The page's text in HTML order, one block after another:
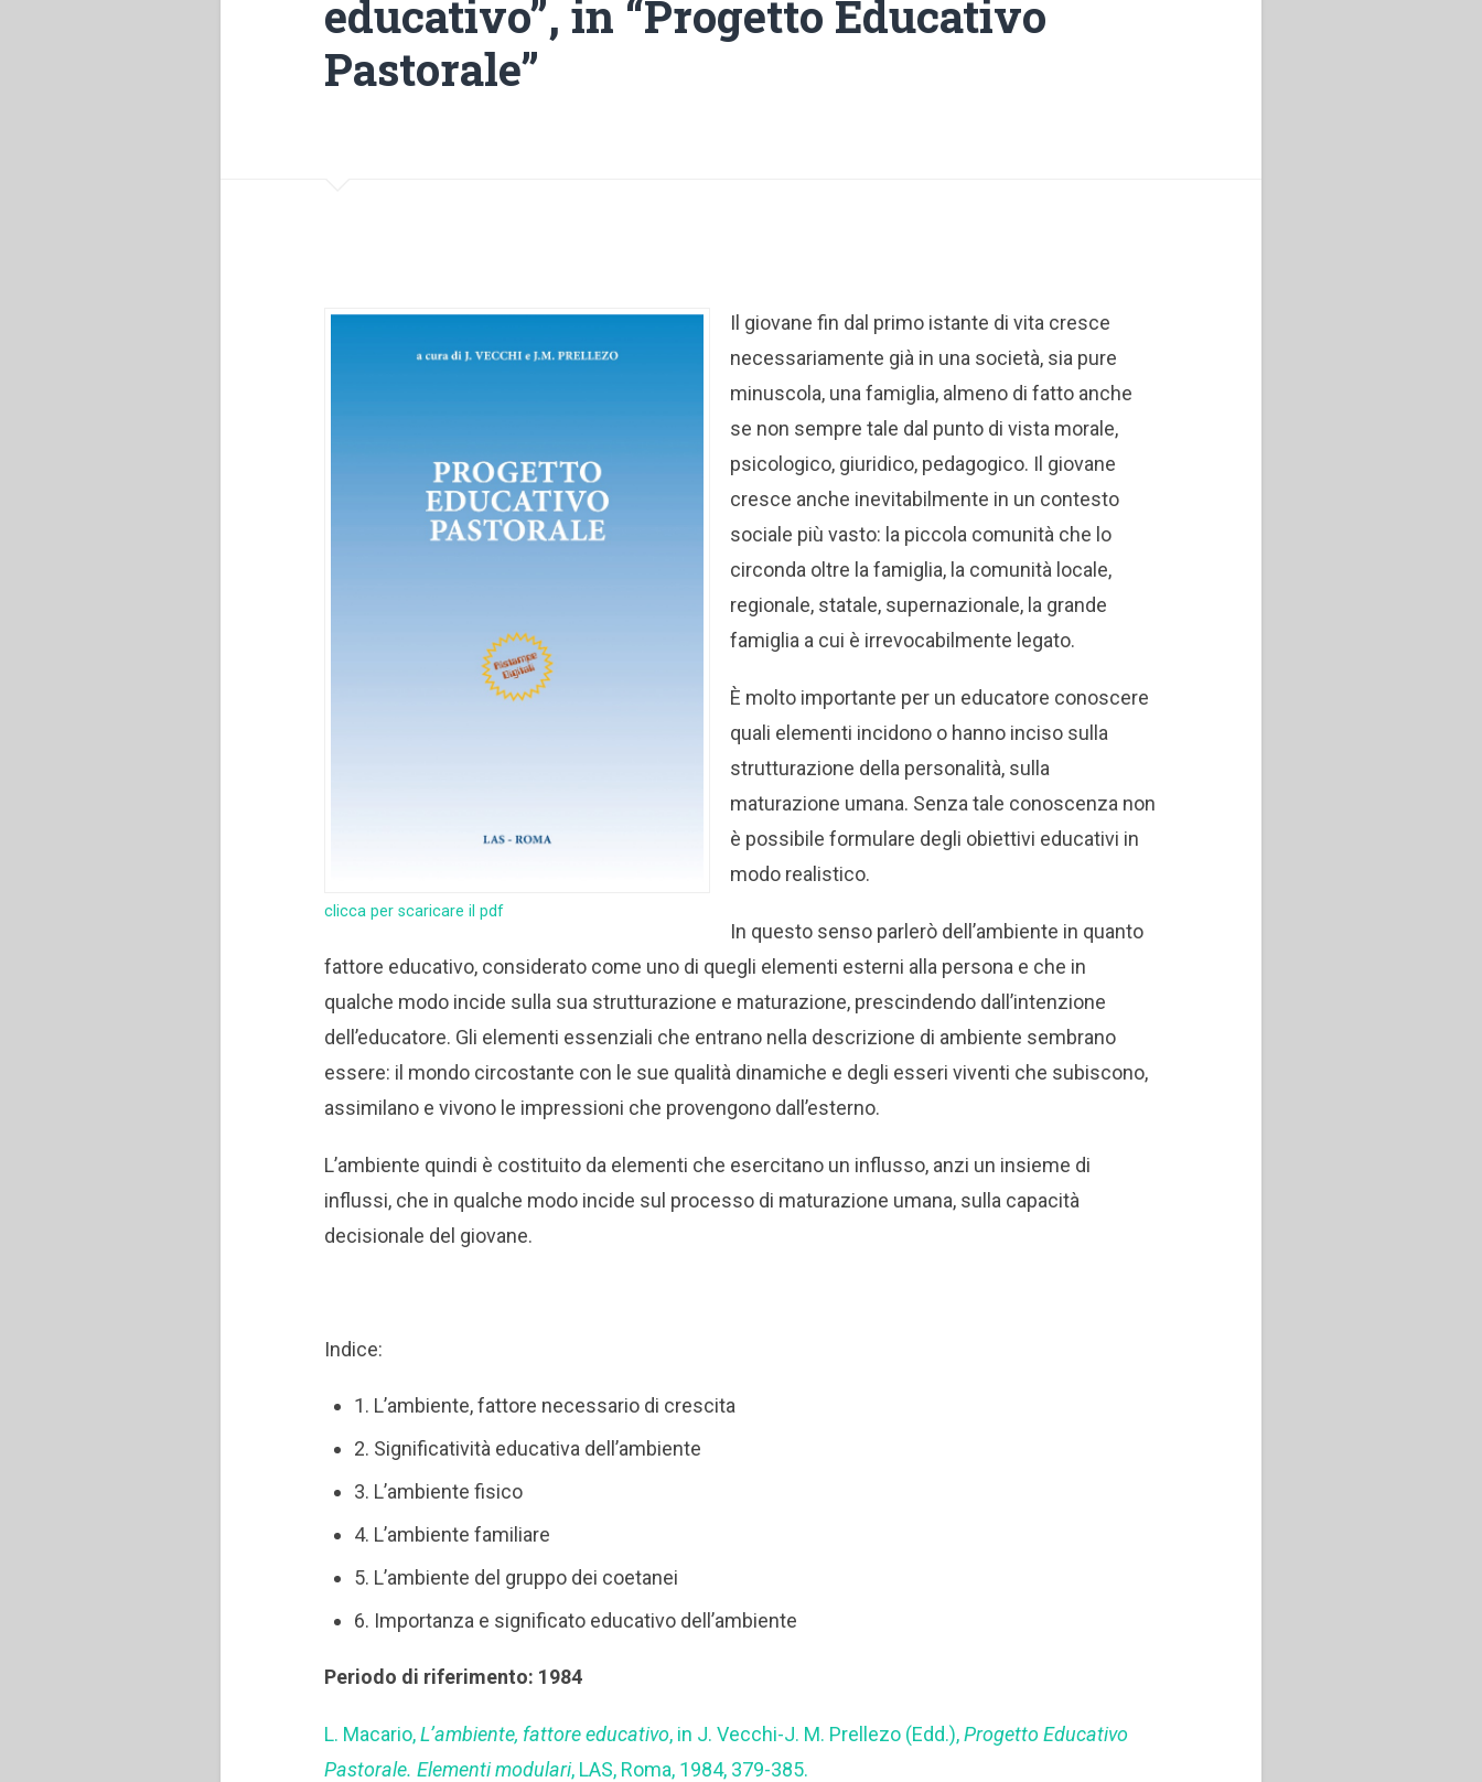
educativo”, in “Progetto Educativo
Pastorale”
clicca per scaricare il pdf
Il giovane fin dal primo istante di vita cresce
necessariamente già in una società, sia pure
minuscola, una famiglia, almeno di fatto anche
se non sempre tale dal punto di vista morale,
psicologico, giuridico, pedagogico. Il giovane
cresce anche inevitabilmente in un contesto
sociale più vasto: la piccola comunità che lo
circonda oltre la famiglia, la comunità locale,
regionale, statale, supernazionale, la grande
famiglia a cui è irrevocabilmente legato.
È molto importante per un educatore conoscere
quali elementi incidono o hanno inciso sulla
strutturazione della personalità, sulla
maturazione umana. Senza tale conoscenza non
è possibile formulare degli obiettivi educativi in
modo realistico.
In questo senso parlerò dell’ambiente in quanto
fattore educativo, considerato come uno di quegli elementi esterni alla persona e che in
qualche modo incide sulla sua strutturazione e maturazione, prescindendo dall’intenzione
dell’educatore. Gli elementi essenziali che entrano nella descrizione di ambiente sembrano
essere: il mondo circostante con le sue qualità dinamiche e degli esseri viventi che subiscono,
assimilano e vivono le impressioni che provengono dall’esterno.
L’ambiente quindi è costituito da elementi che esercitano un influsso, anzi un insieme di
influssi, che in qualche modo incide sul processo di maturazione umana, sulla capacità
decisionale del giovane.
Indice:
1. L’ambiente, fattore necessario di crescita
2. Significatività educativa dell’ambiente
3. L’ambiente fisico
4. L’ambiente familiare
5. L’ambiente del gruppo dei coetanei
6. Importanza e significato educativo dell’ambiente
Periodo di riferimento: 1984
L. Macario,L’ambiente, fattore educativo, in J. Vecchi-J. M. Prellezo (Edd.),Progetto Educativo
Pastorale. Elementi modulari, LAS, Roma, 1984, 379-385.